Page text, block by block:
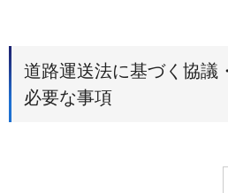
道路運送法に基づく協議
必要な事項